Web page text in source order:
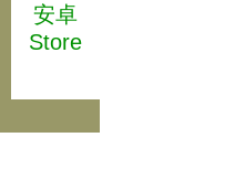
安卓
Store